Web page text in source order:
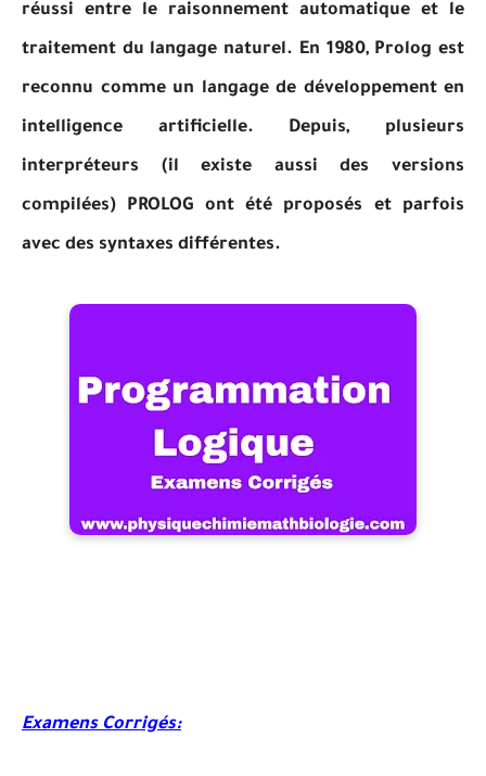
réussi entre le raisonnement automatique et le
traitement du langage naturel. En 1980, Prolog est
reconnu comme un langage de développement en
intelligence artificielle. Depuis, plusieurs
interpréteurs (il existe aussi des versions
compilées) PROLOG ont été proposés et parfois
avec des syntaxes différentes.
Examens Corrigés: